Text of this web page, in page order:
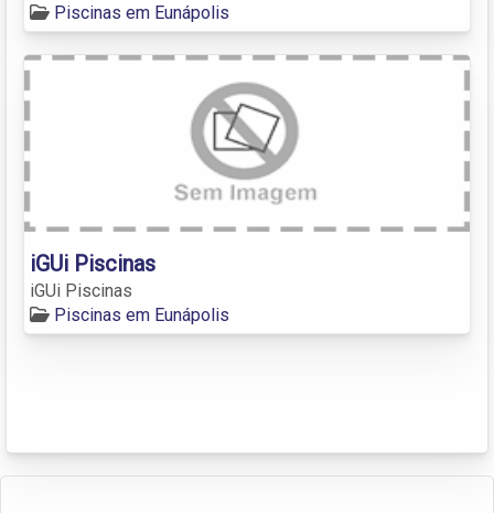
Piscinas em Eunápolis
iGUi Piscinas
iGUi Piscinas
Piscinas em Eunápolis